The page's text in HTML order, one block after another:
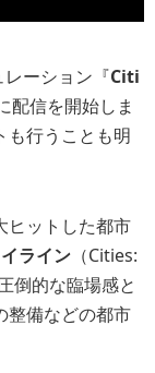
ーション『Citi
配信を開始しま
も行うことも明
ヒットした都市
ライン （Cities:
倒的な臨場感と
整備などの都市